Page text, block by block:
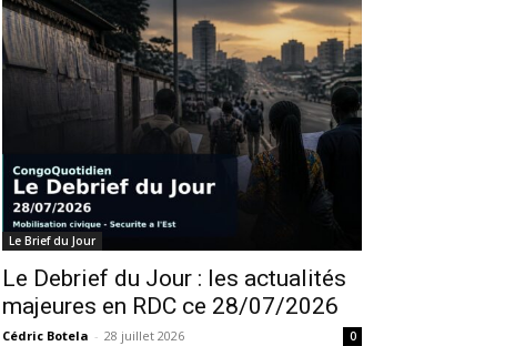
Le Brief du Jour
Le Debrief du Jour : les actualités
majeures en RDC ce 28/07/2026
Cédric Botela - 28 juillet 2026 0